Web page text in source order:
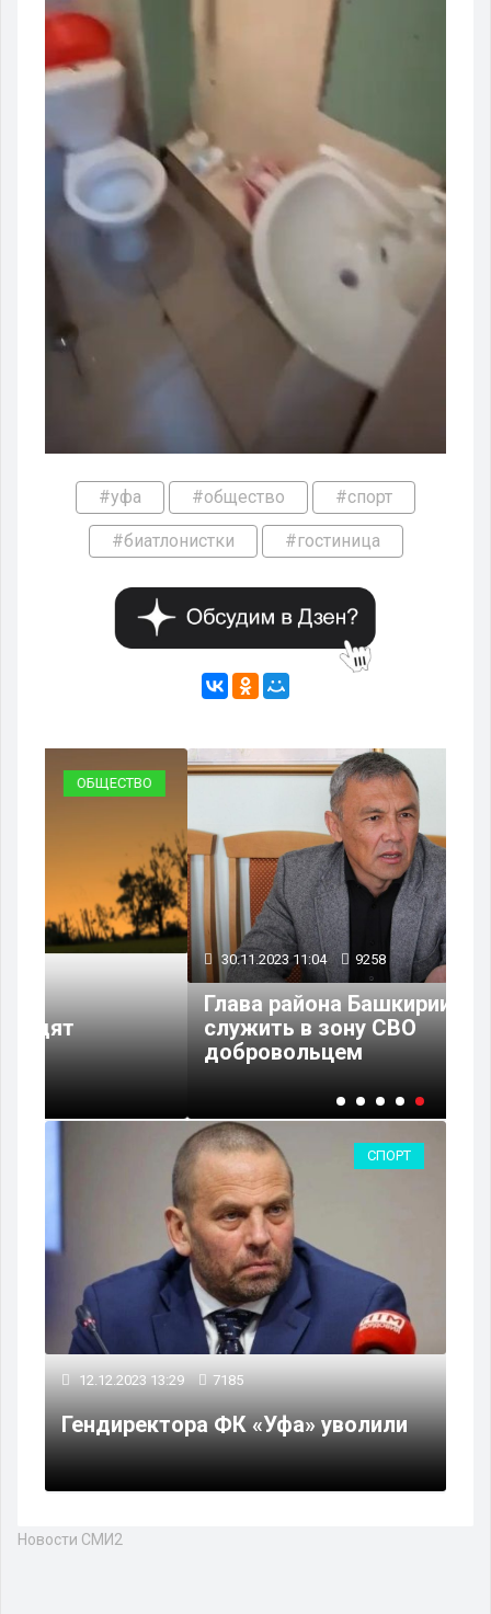
#уфа #общество #спорт
#биатлонистки #гостиница
ОБЩЕСТВО
30.11.2023 11:04 9258
Глава района Башкирии уходит
служить в зону СВО
добровольцем
СПОРТ
12.12.2023 13:29 7185
Гендиректора ФК «Уфа» уволили
Новости СМИ2